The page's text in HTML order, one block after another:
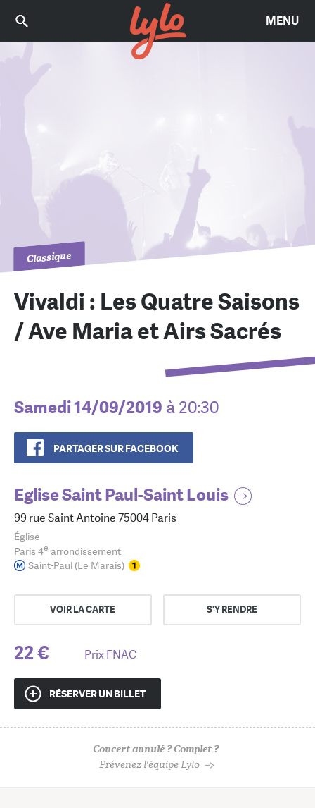
MENU
Classique
Vivaldi : Les Quatre Saisons
/ Ave Maria et Airs Sacrés
Samedi 14/09/2019 à 20:30
PARTAGER SUR FACEBOOK
Eglise Saint Paul-Saint Louis
99 rue Saint Antoine 75004 Paris
Église
Paris 4e arrondissement
Saint-Paul (Le Marais)
VOIR LA CARTE S'Y RENDRE
22 € Prix FNAC
RÉSERVER UN BILLET
Concert annulé ? Complet ?
Prévenez l'équipe Lylo